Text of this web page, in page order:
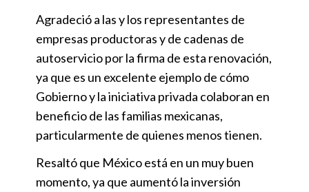
Agradeció a las y los representantes de
empresas productoras y de cadenas de
autoservicio por la firma de esta renovación,
ya que es un excelente ejemplo de cómo
Gobierno y la iniciativa privada colaboran en
beneficio de las familias mexicanas,
particularmente de quienes menos tienen.
Resaltó que México está en un muy buen
momento, ya que aumentó la inversión